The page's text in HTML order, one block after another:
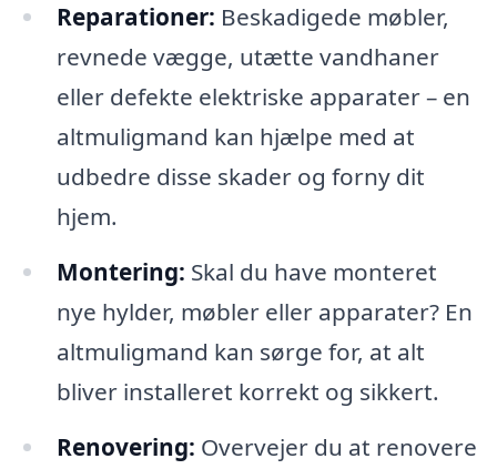
Reparationer: Beskadigede møbler,
revnede vægge, utætte vandhaner
eller defekte elektriske apparater – en
altmuligmand kan hjælpe med at
udbedre disse skader og forny dit
hjem.
Montering: Skal du have monteret
nye hylder, møbler eller apparater? En
altmuligmand kan sørge for, at alt
bliver installeret korrekt og sikkert.
Renovering: Overvejer du at renovere